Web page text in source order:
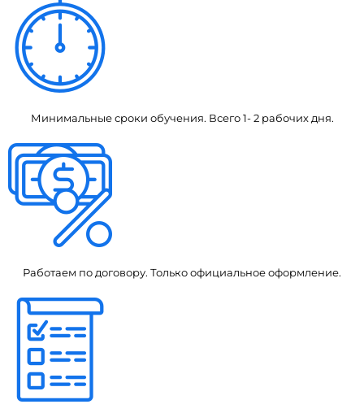
Минимальные сроки обучения. Всего 1- 2 рабочих дня.
Работаем по договору. Только официальное оформление.